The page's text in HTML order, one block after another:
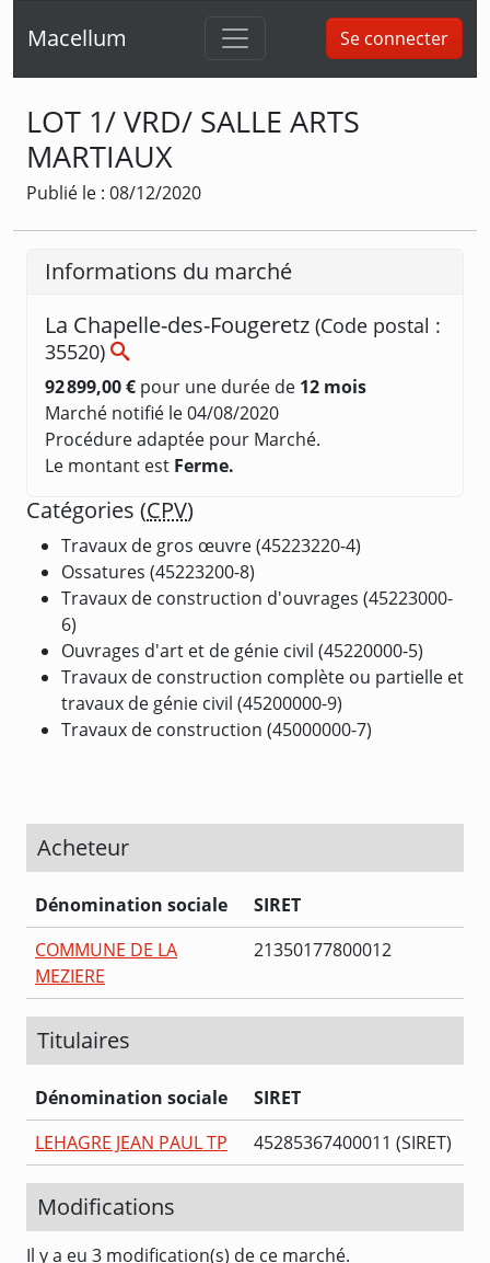
Macellum Se connecter
LOT 1/ VRD/ SALLE ARTS
MARTIAUX
Publié le : 08/12/2020
Informations du marché
La Chapelle-des-Fougeretz (Code postal :
35520)
92 899,00 € pour une durée de 12 mois
Marché notifié le 04/08/2020
Procédure adaptée pour Marché.
Le montant est Ferme.
Catégories (CPV)
Travaux de gros œuvre (45223220-4)
Ossatures (45223200-8)
Travaux de construction d'ouvrages (45223000-
6)
Ouvrages d'art et de génie civil (45220000-5)
Travaux de construction complète ou partielle et
travaux de génie civil (45200000-9)
Travaux de construction (45000000-7)
Acheteur
Dénomination sociale
SIRET
COMMUNE DE LA
MEZIERE
21350177800012
Titulaires
Dénomination sociale
SIRET
LEHAGRE JEAN PAUL TP
45285367400011 (SIRET)
Modifications
Il y a eu 3 modification(s) de ce marché.